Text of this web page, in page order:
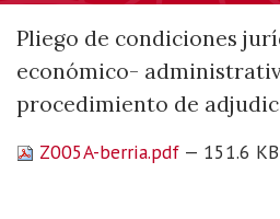
Pliego de condiciones
económico-
procedimiento de
Z005A-berria.pdf — 151.6 KB